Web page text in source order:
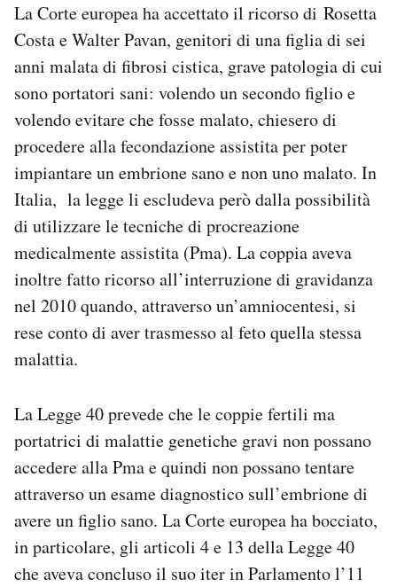
La Corte europea ha accettato il ricorso di Rosetta
Costa e Walter Pavan, genitori di una figlia di sei
anni malata di fibrosi cistica, grave patologia di cui
sono portatori sani: volendo un secondo figlio e
volendo evitare che fosse malato, chiesero di
procedere alla fecondazione assistita per poter
impiantare un embrione sano e non uno malato. In
Italia, la legge li escludeva però dalla possibilità
di utilizzare le tecniche di procreazione
medicalmente assistita (Pma). La coppia aveva
inoltre fatto ricorso all’interruzione di gravidanza
nel 2010 quando, attraverso un’amniocentesi, si
rese conto di aver trasmesso al feto quella stessa
malattia.
La Legge 40 prevede che le coppie fertili ma
portatrici di malattie genetiche gravi non possano
accedere alla Pma e quindi non possano tentare
attraverso un esame diagnostico sull’embrione di
avere un figlio sano. La Corte europea ha bocciato,
in particolare, gli articoli 4 e 13 della Legge 40
che aveva concluso il suo iter in Parlamento l’11